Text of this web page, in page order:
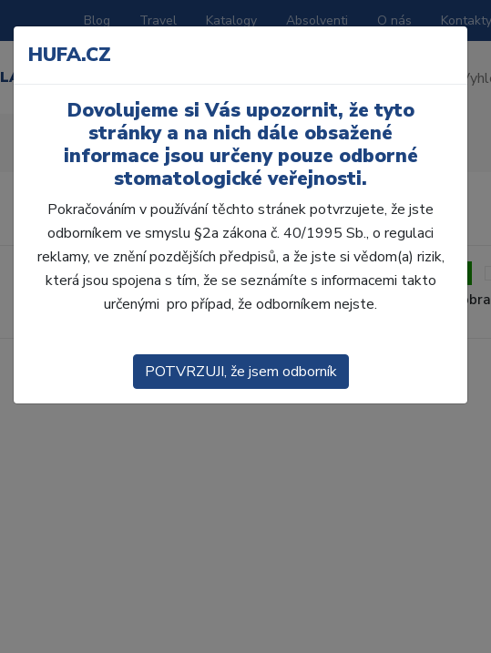
Blog Travel Katalogy Absolventi O nás Kontakty
LABORATOŘ
Skladem
Výchozí
HUFA.CZ
Dovolujeme si Vás upozornit, že tyto
stránky a na nich dále obsažené
informace jsou určeny pouze odborné
stomatologické veřejnosti.
Pokračováním v používání těchto stránek potvrzujete, že jste
odborníkem ve smyslu §2a zákona č. 40/1995 Sb., o regulaci
reklamy, ve znění pozdějších předpisů, a že jste si vědom(a) rizik,
která jsou spojena s tím, že se seznámíte s informacemi takto
určenými pro případ, že odborníkem nejste.
POTVRZUJI, že jsem odborník